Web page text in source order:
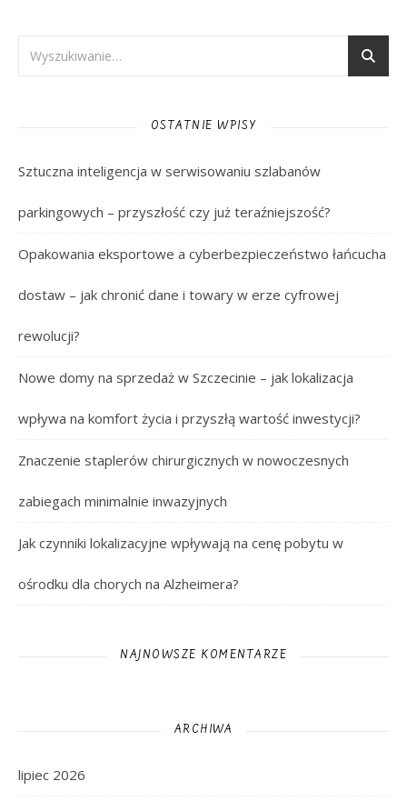
OSTATNIE WPISY
Sztuczna inteligencja w serwisowaniu szlabanów
parkingowych – przyszłość czy już teraźniejszość?
Opakowania eksportowe a cyberbezpieczeństwo łańcucha
dostaw – jak chronić dane i towary w erze cyfrowej
rewolucji?
Nowe domy na sprzedaż w Szczecinie – jak lokalizacja
wpływa na komfort życia i przyszłą wartość inwestycji?
Znaczenie staplerów chirurgicznych w nowoczesnych
zabiegach minimalnie inwazyjnych
Jak czynniki lokalizacyjne wpływają na cenę pobytu w
ośrodku dla chorych na Alzheimera?
NAJNOWSZE KOMENTARZE
ARCHIWA
lipiec 2026